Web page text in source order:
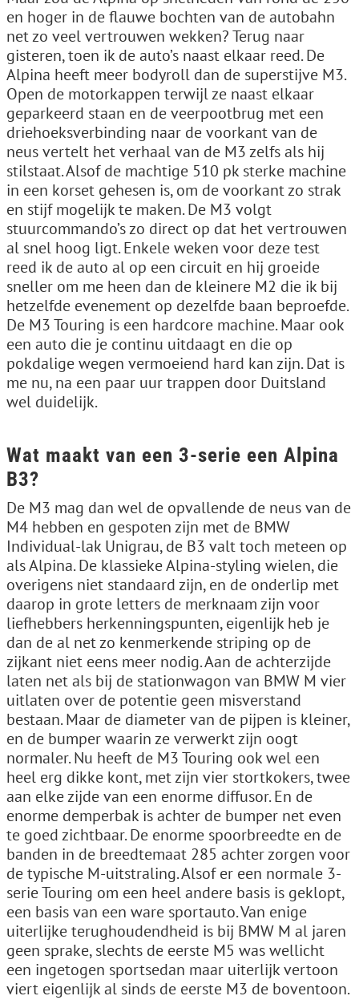
en hoger in de flauwe bochten van de autobahn
net zo veel vertrouwen wekken? Terug naar
gisteren, toen ik de auto’s naast elkaar reed. De
Alpina heeft meer bodyroll dan de superstijve M3.
Open de motorkappen terwijl ze naast elkaar
geparkeerd staan en de veerpootbrug met een
driehoeksverbinding naar de voorkant van de
neus vertelt het verhaal van de M3 zelfs als hij
stilstaat. Alsof de machtige 510 pk sterke machine
in een korset gehesen is, om de voorkant zo strak
en stijf mogelijk te maken. De M3 volgt
stuurcommando’s zo direct op dat het vertrouwen
al snel hoog ligt. Enkele weken voor deze test
reed ik de auto al op een circuit en hij groeide
sneller om me heen dan de kleinere M2 die ik bij
hetzelfde evenement op dezelfde baan beproefde.
De M3 Touring is een hardcore machine. Maar ook
een auto die je continu uitdaagt en die op
pokdalige wegen vermoeiend hard kan zijn. Dat is
me nu, na een paar uur trappen door Duitsland
wel duidelijk.
Wat maakt van een 3-serie een Alpina
B3?
De M3 mag dan wel de opvallende de neus van de
M4 hebben en gespoten zijn met de BMW
Individual-lak Unigrau, de B3 valt toch meteen op
als Alpina. De klassieke Alpina-styling wielen, die
overigens niet standaard zijn, en de onderlip met
daarop in grote letters de merknaam zijn voor
liefhebbers herkenningspunten, eigenlijk heb je
dan de al net zo kenmerkende striping op de
zijkant niet eens meer nodig. Aan de achterzijde
laten net als bij de stationwagon van BMW M vier
uitlaten over de potentie geen misverstand
bestaan. Maar de diameter van de pijpen is kleiner,
en de bumper waarin ze verwerkt zijn oogt
normaler. Nu heeft de M3 Touring ook wel een
heel erg dikke kont, met zijn vier stortkokers, twee
aan elke zijde van een enorme diffusor. En de
enorme demperbak is achter de bumper net even
te goed zichtbaar. De enorme spoorbreedte en de
banden in de breedtemaat 285 achter zorgen voor
de typische M-uitstraling. Alsof er een normale 3-
serie Touring om een heel andere basis is geklopt,
een basis van een ware sportauto. Van enige
uiterlijke terughoudendheid is bij BMW M al jaren
geen sprake, slechts de eerste M5 was wellicht
een ingetogen sportsedan maar uiterlijk vertoon
viert eigenlijk al sinds de eerste M3 de boventoon.